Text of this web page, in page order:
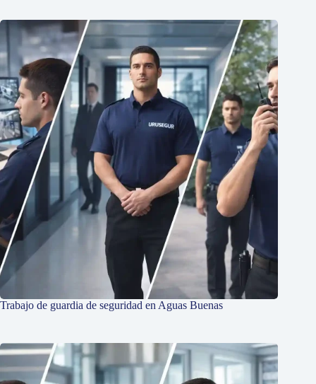
Trabajo de guardia de seguridad en Aguas Buenas